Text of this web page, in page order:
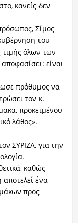
κανείς δεν
Σίμος
του
όλων των
είναι
πρόθυμος να
τον κ.
προκειμένου
λάθος».
ΣΥΡΙΖΑ, για την
καθώς
αποτελεί ένα
προς